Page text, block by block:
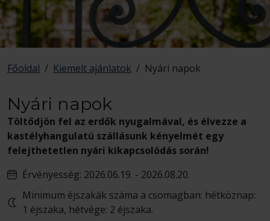
Főoldal / Kiemelt ajánlatok / Nyári napok
Nyári napok
Töltődjön fel az erdők nyugalmával, és élvezze a
kastélyhangulatú szállásunk kényelmét egy
felejthetetlen nyári kikapcsolódás során!
Érvényesség: 2026.06.19. - 2026.08.20.
Minimum éjszakák száma a csomagban: hétköznap:
1 éjszaka, hétvége: 2 éjszaka.